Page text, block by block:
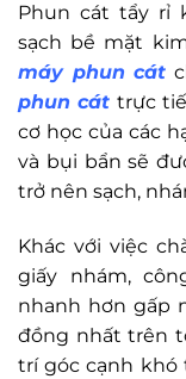
Phun cát tẩy rỉ
sạch bề mặt
máy phun cát
phun cát trực
cơ học của các
và bụi bẩn sẽ
trở nên sạch,
Khác với việc
giấy nhám,
nhanh hơn gấp
đồng nhất trên
trí góc cạnh khó